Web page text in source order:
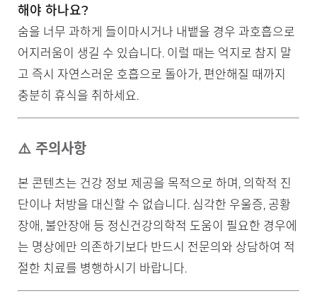
해야 하나요?
숨을 너무 과하게 들이마시거나 내뱉을 경우 과호흡으로
어지러움이 생길 수 있습니다. 이럴 때는 억지로 참지 말
고 즉시 자연스러운 호흡으로 돌아가, 편안해질 때까지
충분히 휴식을 취하세요.
⚠️ 주의사항
본 콘텐츠는 건강 정보 제공을 목적으로 하며, 의학적 진
단이나 처방을 대신할 수 없습니다. 심각한 우울증, 공황
장애, 불안장애 등 정신건강의학적 도움이 필요한 경우에
는 명상에만 의존하기보다 반드시 전문의와 상담하여 적
절한 치료를 병행하시기 바랍니다.